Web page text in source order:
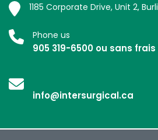
1185 Corporate Drive, Unit 2,
Phone us
905 319-6500 ou sans
info@intersurgical.ca